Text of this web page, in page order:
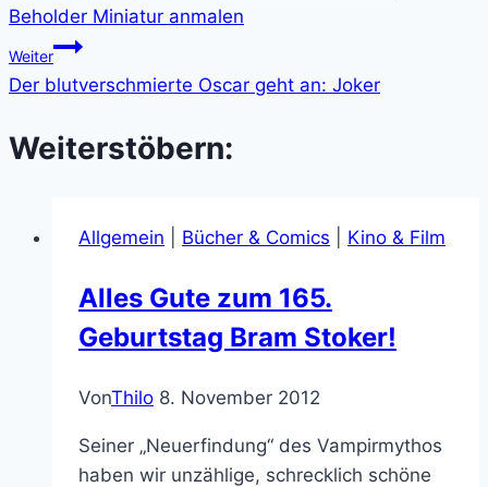
Beholder Miniatur anmalen
Weiter
Der blutverschmierte Oscar geht an: Joker
Weiterstöbern:
Allgemein Bücher & Comics Kino & Film
Alles Gute zum 165.
Geburtstag Bram Stoker!
VonThilo 8. November 2012
Seiner „Neuerfindung“ des Vampirmythos
haben wir unzählige, schrecklich schöne